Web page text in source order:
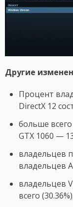
Другие
Процент
DirectX 12
больше
GTX 1060 —
владельцев
владельцев
владельцев
всего